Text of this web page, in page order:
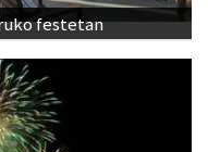
festetan